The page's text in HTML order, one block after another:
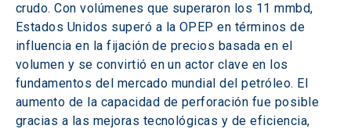
crudo. Con volúmenes que superaron los 11 mmbd,
Estados Unidos superó a la OPEP en términos de
influencia en la fijación de precios basada en el
volumen y se convirtió en un actor clave en los
fundamentos del mercado mundial del petróleo. El
aumento de la capacidad de perforación fue posible
gracias a las mejoras tecnológicas y de eficiencia,